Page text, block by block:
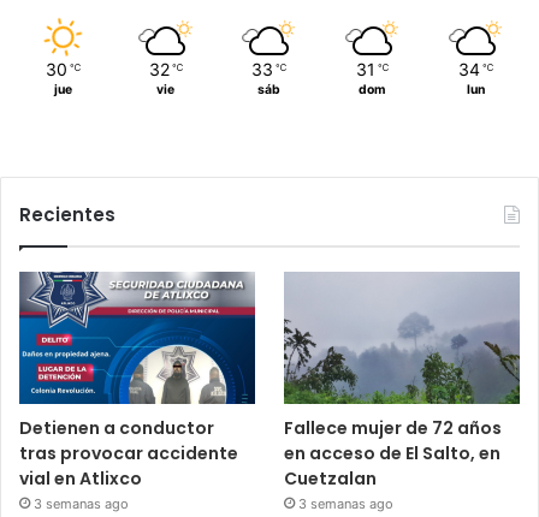
30 ℃
jue
32 ℃
vie
33 ℃
sáb
31 ℃
dom
34 ℃
lun
Recientes
Detienen a conductor
tras provocar accidente
vial en Atlixco
3 semanas ago
Fallece mujer de 72 años
en acceso de El Salto, en
Cuetzalan
3 semanas ago